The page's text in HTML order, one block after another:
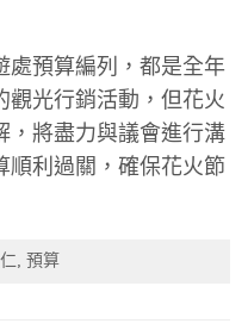
處預算編列，都是全年
觀光行銷活動，但花火
，將盡力與議會進行溝
順利過關，確保花火節
預算